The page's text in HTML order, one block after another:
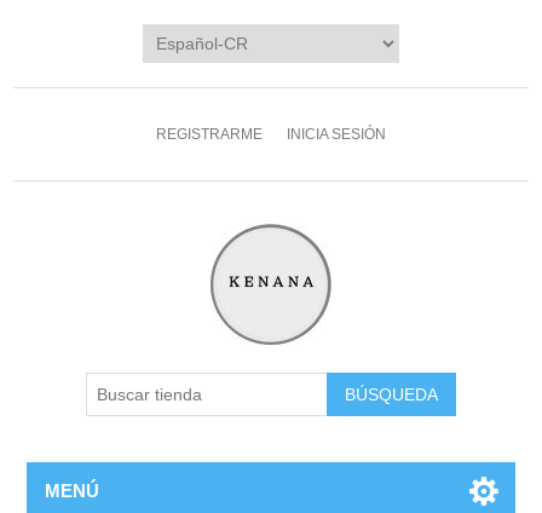
REGISTRARME INICIA SESIÓN
MENÚ